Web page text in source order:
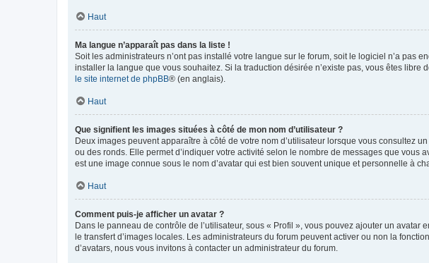
Haut
Ma langue n’apparaît pas dans la liste !
Soit les administrateurs n’ont pas installé votre langue sur le forum, soit le logiciel n’a pas
installer la langue que vous souhaitez. Si la traduction désirée n’existe pas, vous êtes
le site internet de phpBB® (en anglais).
Haut
Que signifient les images situées à côté de mon nom d’utilisateur ?
Deux images peuvent apparaître à côté de votre nom d’utilisateur lorsque vous consultez
ou des ronds. Elle permet d’indiquer votre activité selon le nombre de messages que vous
est une image connue sous le nom d’avatar qui est bien souvent unique et personnelle à
Haut
Comment puis-je afficher un avatar ?
Dans le panneau de contrôle de l’utilisateur, sous « Profil », vous pouvez ajouter un
le transfert d’images locales. Les administrateurs du forum peuvent activer ou non la
d’avatars, nous vous invitons à contacter un administrateur du forum.